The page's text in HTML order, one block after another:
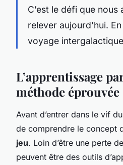
C’est le défi que
relever aujourd’hui.
voyage
L’apprentissage
méthode éprouvée
Avant d’entrer dans le vif
de comprendre le concept
jeu. Loin d’être une perte
peuvent être des outils